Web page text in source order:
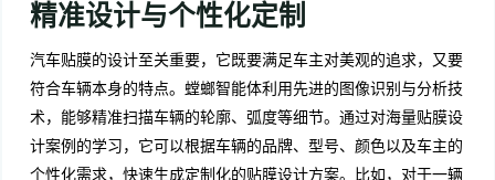
精准设计与个性化定制
汽车贴膜的设计至关重要，它既要满足车主对美观的追求，又要
符合车辆本身的特点。螳螂智能体利用先进的图像识别与分析技
术，能够精准扫描车辆的轮廓、弧度等细节。通过对海量贴膜设
计案例的学习，它可以根据车辆的品牌、型号、颜色以及车主的
个性化需求，快速生成定制化的贴膜设计方案。比如，对于一辆